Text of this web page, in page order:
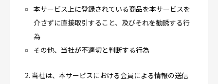
本サービス上に登録されている商品を本サービスを
介さずに直接取引すること、及びそれを勧誘する行
為
その他、当社が不適切と判断する行為
2. 当社は、本サービスにおける会員による情報の送信